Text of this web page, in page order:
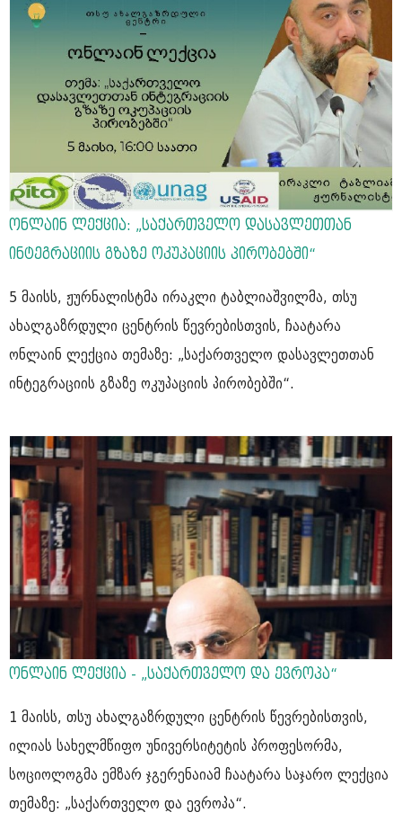
ონლაინ ლექცია: „საქართველო დასავლეთთან
ინტეგრაციის გზაზე ოკუპაციის პირობებში“
5 მაისს, ჟურნალისტმა ირაკლი ტაბლიაშვილმა, თსუ
ახალგაზრდული ცენტრის წევრებისთვის, ჩაატარა
ონლაინ ლექცია თემაზე: „საქართველო დასავლეთთან
ინტეგრაციის გზაზე ოკუპაციის პირობებში“.
ონლაინ ლექცია - „საქართველო და ევროპა“
1 მაისს, თსუ ახალგაზრდული ცენტრის წევრებისთვის,
ილიას სახელმწიფო უნივერსიტეტის პროფესორმა,
სოციოლოგმა ემზარ ჯგერენაიამ ჩაატარა საჯარო ლექცია
თემაზე: „საქართველო და ევროპა“.